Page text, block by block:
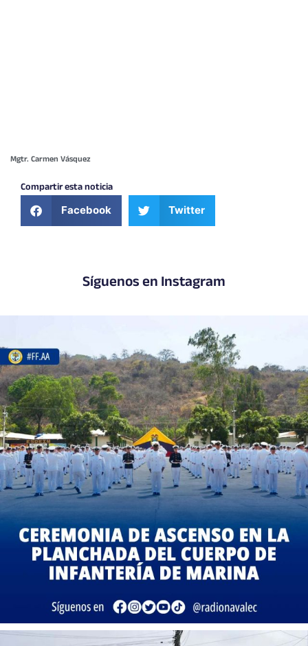
Mgtr. Carmen Vásquez
Compartir esta noticia
Facebook Twitter
Síguenos en Instagram